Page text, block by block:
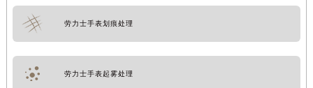
劳力士手表划痕处理
劳力士手表起雾处理